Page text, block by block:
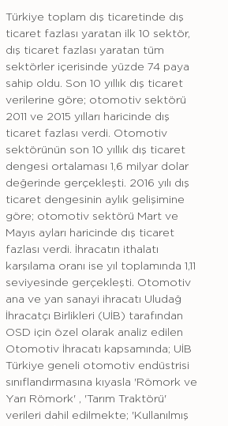
Türkiye toplam dış ticaretinde dış
ticaret fazlası yaratan ilk 10 sektör,
dış ticaret fazlası yaratan tüm
sektörler içerisinde yüzde 74 paya
sahip oldu. Son 10 yıllık dış ticaret
verilerine göre; otomotiv sektörü
2011 ve 2015 yılları haricinde dış
ticaret fazlası verdi. Otomotiv
sektörünün son 10 yıllık dış ticaret
dengesi ortalaması 1,6 milyar dolar
değerinde gerçekleşti. 2016 yılı dış
ticaret dengesinin aylık gelişimine
göre; otomotiv sektörü Mart ve
Mayıs ayları haricinde dış ticaret
fazlası verdi. İhracatın ithalatı
karşılama oranı ise yıl toplamında 1,11
seviyesinde gerçekleşti. Otomotiv
ana ve yan sanayi ihracatı Uludağ
İhracatçı Birlikleri (UİB) tarafından
OSD için özel olarak analiz edilen
Otomotiv İhracatı kapsamında; UİB
Türkiye geneli otomotiv endüstrisi
sınıflandırmasına kıyasla 'Römork ve
Yarı Römork' , 'Tarım Traktörü'
verileri dahil edilmekte; 'Kullanılmış